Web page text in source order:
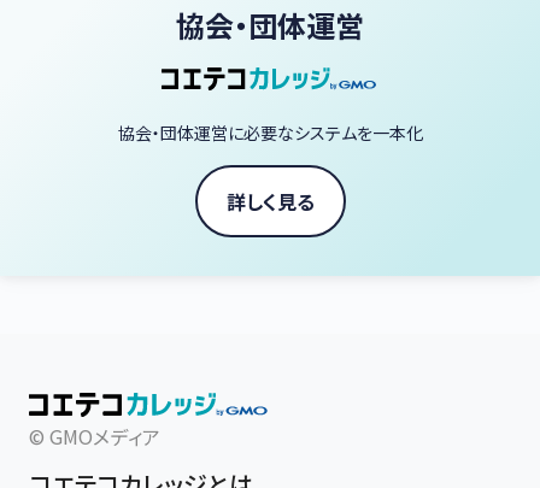
協会・団体運営
協会・団体運営に必要なシステムを一本化
詳しく見る
© GMOメディア